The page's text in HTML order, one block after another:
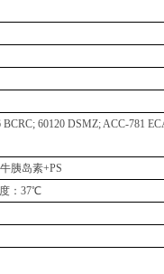
60120 DSMZ; ACC-781
牛胰岛素+PS
： 37℃